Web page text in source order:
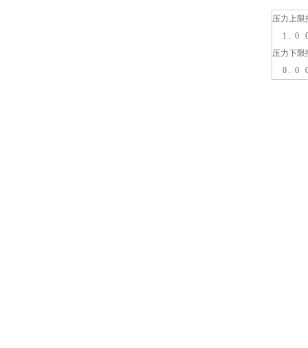
压力上限
1 . 0 0
压力下限
0 . 0 0